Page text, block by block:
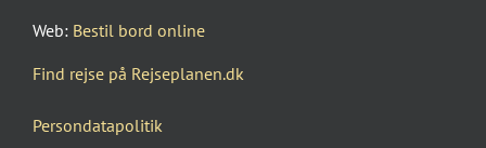
Web: Bestil bord online
Find rejse på Rejseplanen.dk
Persondatapolitik